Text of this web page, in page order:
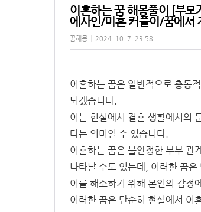
이혼하는 꿈 해몽풀이 [부
에사인/미혼 커플이/꿈에서
꿈해몽 2024. 10. 7. 23:58
이혼하는 꿈은 일반적으로 충동
되겠습니다.
이는 현실에서 결혼 생활에서의
다는 의미일 수 있습니다.
이혼하는 꿈은 불안정한 부부 관
나타날 수도 있는데, 이러한 꿈
이를 해소하기 위해 본인의 감정
이러한 꿈은 단순히 현실에서 이